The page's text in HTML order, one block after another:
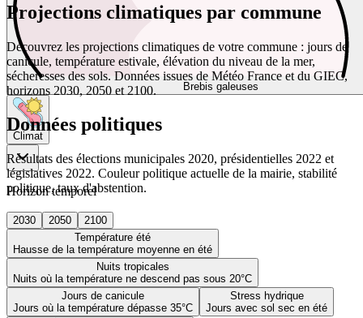
Brebis galeuses
Climat
Horizon temporel
2030 2050
2100
Température été
Hausse de la température moyenne en été
Nuits tropicales
Nuits où la température ne descend pas sous 20°C
Jours de canicule
Jours où la température dépasse 35°C
Stress hydrique
Jours avec sol sec en été
Projections climatiques par commune
Découvrez les projections climatiques de votre commune : jours de
canicule, température estivale, élévation du niveau de la mer,
sécheresses des sols. Données issues de Météo France et du GIEC,
horizons 2030, 2050 et 2100.
Données politiques
Résultats des élections municipales 2020, présidentielles 2022 et
législatives 2022. Couleur politique actuelle de la mairie, stabilité
politique, taux d'abstention.